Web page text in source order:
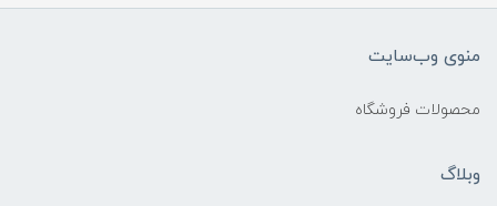
منوی وب‌سایت
محصولات فروشگاه
وبلاگ